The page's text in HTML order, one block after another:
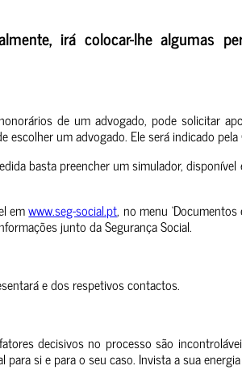
irá colocar-lhe algumas
de um advogado, pode solicitar
um advogado. Ele será indicado
basta preencher um simulador, disponível
emwww.seg-social.pt, no menu
junto da Segurança Social.
e dos respetivos contactos.
decisivos no processo são
si e para o seu caso. Invista a sua